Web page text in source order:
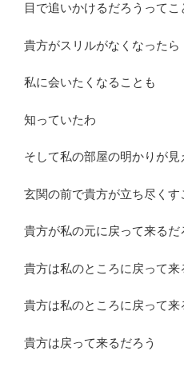
目で追いかけるだろうってこ
貴方がスリルがなくなったら
私に会いたくなることも
知っていたわ
そして私の部屋の明かりが見
玄関の前で貴方が立ち尽くす
貴方が私の元に戻って来るだ
貴方は私のところに戻って来
貴方は私のところに戻って来
貴方は戻って来るだろう